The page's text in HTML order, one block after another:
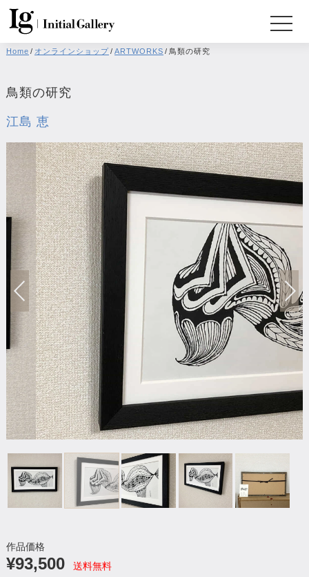
Home / オンラインショップ/ ARTWORKS / 鳥類の研究
鳥類の研究
江島 恵
作品価格
¥93,500 送料無料